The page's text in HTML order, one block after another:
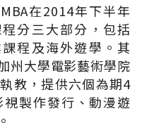
在2014年下半年
分三大部分，包括
程及海外遊學。其
州大學電影藝術學院
教，提供六個為期4
製作發行、動漫遊